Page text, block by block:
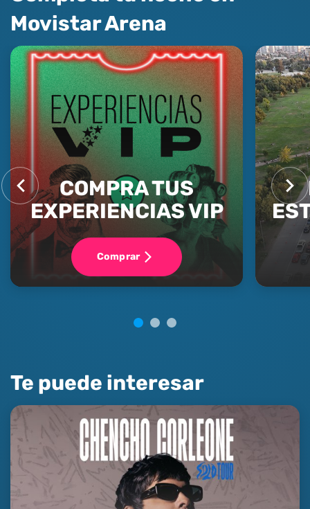
Movistar Arena
COMPRA TUS
EXPERIENCIAS VIP
Comprar
Te puede interesar